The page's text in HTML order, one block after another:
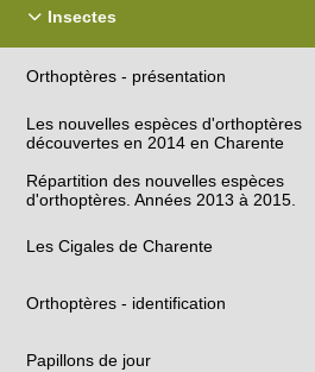
Insectes
Orthoptères - présentation
Les nouvelles espèces d'orthoptères
découvertes en 2014 en Charente
Répartition des nouvelles espèces
d'orthoptères. Années 2013 à 2015.
Les Cigales de Charente
Orthoptères - identification
Papillons de jour